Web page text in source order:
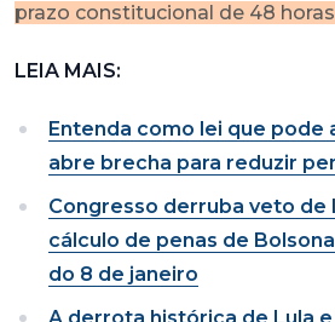
prazo constitucional de 48
LEIA MAIS:
Entenda como lei que pode
abre brecha para reduzir
Congresso derruba veto de
cálculo de penas de
do 8 de janeiro